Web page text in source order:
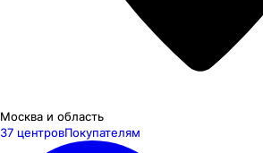
Москва и область
37 центровПокупателям